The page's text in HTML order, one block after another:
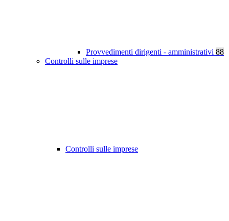
Provvedimenti dirigenti - amministrativi 88
Controlli sulle imprese
Controlli sulle imprese